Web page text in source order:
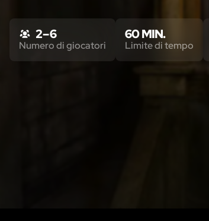
2 – 6
Numero di giocatori
60 MIN.
Limite di tempo